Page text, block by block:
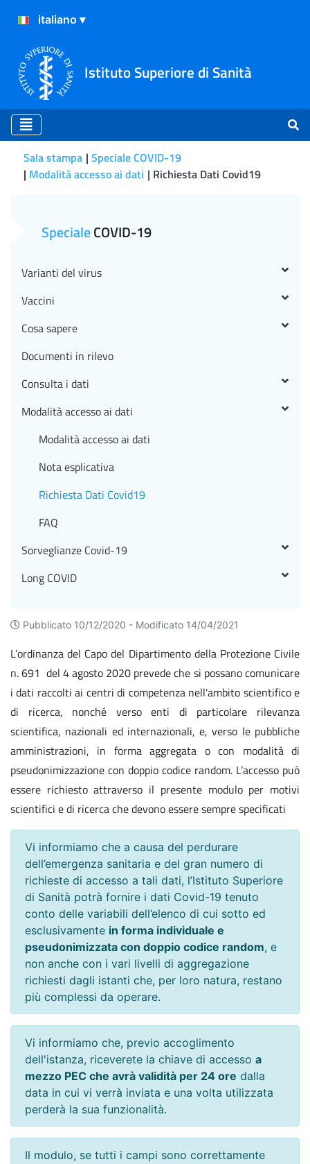
Istituto Superiore di Sanità
Sala stampa Speciale COVID-19
Modalità accesso ai dati
Richiesta Dati Covid19
Pubblicato 10/12/2020 - Modificato 14/04/2021
L’ordinanza del Capo del Dipartimento della Protezione Civile
n. 691 del 4 agosto 2020 prevede che si possano comunicare
i dati raccolti ai centri di competenza nell'ambito scientifico e
di ricerca, nonché verso enti di particolare rilevanza
scientifica, nazionali ed internazionali, e, verso le pubbliche
amministrazioni, in forma aggregata o con modalità di
pseudonimizzazione con doppio codice random. L’accesso può
essere richiesto attraverso il presente modulo per motivi
scientifici e di ricerca che devono essere sempre specificati
Vi informiamo che a causa del perdurare
dell’emergenza sanitaria e del gran numero di
richieste di accesso a tali dati, l’Istituto Superiore
di Sanità potrà fornire i dati Covid-19 tenuto
conto delle variabili dell’elenco di cui sotto ed
esclusivamente in forma individuale e
pseudonimizzata con doppio codice random, e
non anche con i vari livelli di aggregazione
richiesti dagli istanti che, per loro natura, restano
più complessi da operare.
Vi informiamo che, previo accoglimento
dell'istanza, riceverete la chiave di accesso a
mezzo PEC che avrà validità per 24 ore dalla
data in cui vi verrà inviata e una volta utilizzata
perderà la sua funzionalità.
Il modulo, se tutti i campi sono correttamente
SpecialeCOVID-19
Varianti del virus
Vaccini
Cosa sapere
Documenti in rilevo
Consulta i dati
Modalità accesso ai dati
Modalità accesso ai dati
Nota esplicativa
Richiesta Dati Covid19
FAQ
Sorveglianze Covid-19
Long COVID